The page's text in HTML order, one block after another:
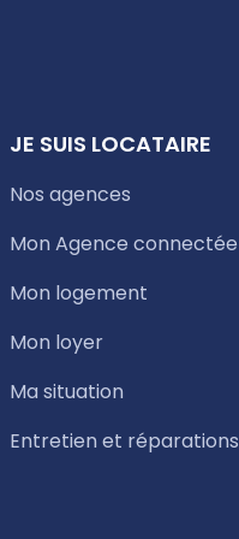
JE SUIS LOCATAIRE
Nos agences
Mon Agence connectée
Mon logement
Mon loyer
Ma situation
Entretien et réparations